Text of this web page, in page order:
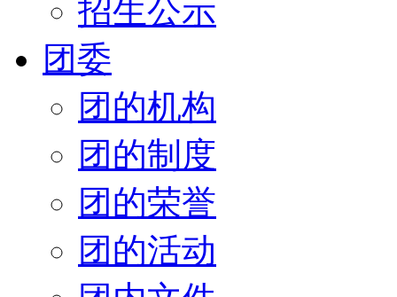
招生公示
团委
团的机构
团的制度
团的荣誉
团的活动